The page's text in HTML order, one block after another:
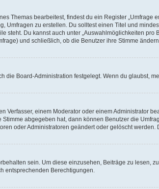
Themas bearbeitest, findest du ein Register
Umfragen zu erstellen. Du solltest einen Titel und
steht. Du kannst auch unter „Auswahlmöglichkeiten
und schließlich, ob die Benutzer ihre Stimme
die Board-Administration festgelegt. Wenn du glaubst,
Verfasser, einem Moderator oder einem Administrator
abgegeben hat, dann können Benutzer die
oder Administratoren geändert oder gelöscht
sein. Um diese einzusehen, Beiträge zu lesen,
entsprechenden Berechtigungen.